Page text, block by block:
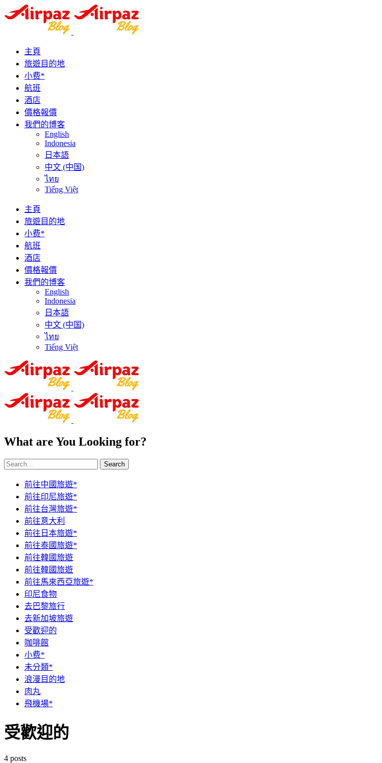
主頁
旅遊目的地
小费*
航班
酒店
價格報價
我們的博客
English
Indonesia
日本語
中文 (中国)
ไทย
Tiếng Việt
主頁
旅遊目的地
小费*
航班
酒店
價格報價
我們的博客
English
Indonesia
日本語
中文 (中国)
ไทย
Tiếng Việt
What are You Looking for?
Search
前往中國旅遊*
前往印尼旅遊*
前往台灣旅遊*
前往意大利
前往日本旅遊*
前往泰國旅遊*
前往韓國旅遊
前往韓國旅遊
前往馬來西亞旅遊*
印尼食物
去巴黎旅行
去新加坡旅遊
受歡迎的
咖啡館
小费*
未分類*
浪漫目的地
肉丸
飛機場*
受歡迎的
4 posts